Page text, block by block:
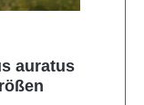
auratus